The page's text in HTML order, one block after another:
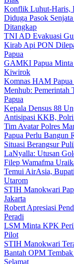
Konflik Luhut-Haris,
Diduga Pasok
Ditangkap
TNI AD Evakuasi
Kirab Api PON
Papua
GAMKI Papua Minta
Kiwirok
Komnas HAM
Menhub: Pemerintah
Papua
Kepala Densus 88
Antisipasi KKB,
Tim Avatar Polres
Papua Perlu Bangun
Situasi Berangsur
LaNyalla: Utusan
Filep Wamafma
Temui AirAsia,
Utarom
STIH Manokwari
Jakarta
Robert Apresiasi
Peradi
LSM Minta KPK
Pilot
STIH Manokwari
Bantah OPM
Selamat